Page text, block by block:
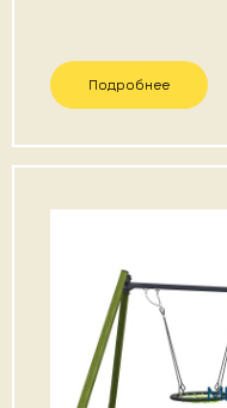
Подробнее